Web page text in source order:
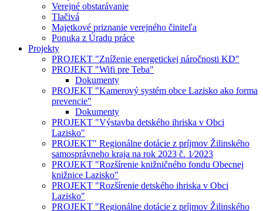
Verejné obstarávanie
Tlačivá
Majetkové priznanie verejného činiteľa
Ponuka z Úradu práce
Projekty
PROJEKT "Zníženie energetickej náročnosti KD"
PROJEKT "Wifi pre Teba"
Dokumenty
PROJEKT "Kamerový systém obce Lazisko ako forma
prevencie"
Dokumenty
PROJEKT "Výstavba detského ihriska v Obci
Lazisko"
PROJEKT" Regionálne dotácie z príjmov Žilinského
samosprávneho kraja na rok 2023 č. 1⁄2023
PROJEKT "Rozšírenie knižničného fondu Obecnej
knižnice Lazisko"
PROJEKT "Rozšírenie detského ihriska v Obci
Lazisko"
PROJEKT "Regionálne dotácie z príjmov Žilinského